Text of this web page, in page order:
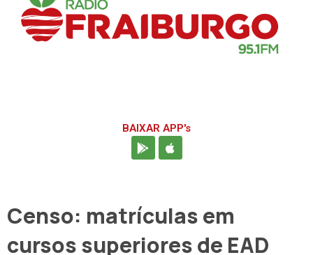
BAIXAR APP's
Censo: matrículas em
cursos superiores de EAD